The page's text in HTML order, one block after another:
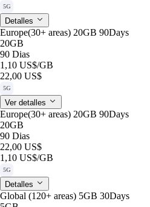
5G
Detalles
Europe(30+ areas) 20GB 90Days
20GB
90 Dias
1,10 US$/GB
22,00 US$
5G
Ver detalles
Europe(30+ areas) 20GB 90Days
20GB
90 Dias
22,00 US$
1,10 US$/GB
5G
Detalles
Global (120+ areas) 5GB 30Days